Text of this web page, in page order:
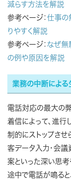
減らす方法を解説
参考ページ： 仕事の
りやすく解説
参考ページ： なぜ無
の例や原因を解説
業務の中断による
電話対応の最大の
着信によって、進行
制的にストップさせ
客データ入力・会議
案といった深い思
途中で電話が鳴ると